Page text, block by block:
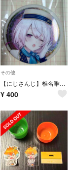
その他
【にじさんじ】椎名唯華【缶バッジ】
¥ 400